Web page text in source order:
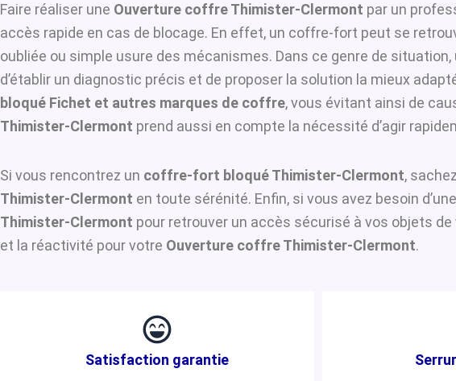
Faire réaliser une Ouverture coffre Thimister-Clermont par un
accès rapide en cas de blocage. En effet, un coffre-fort peut se
oubliée ou simple usure des mécanismes. Dans ce genre de situation,
d’établir un diagnostic précis et de proposer la solution la mieux
bloqué Fichet et autres marques de coffre, vous évitant ainsi de
Thimister-Clermont prend aussi en compte la nécessité d’agir
Si vous rencontrez un coffre-fort bloqué Thimister-Clermont,
Thimister-Clermont en toute sérénité. Enfin, si vous avez besoin
Thimister-Clermont pour retrouver un accès sécurisé à vos objets
et la réactivité pour votre Ouverture coffre Thimister-Clermont.
Satisfaction garantie